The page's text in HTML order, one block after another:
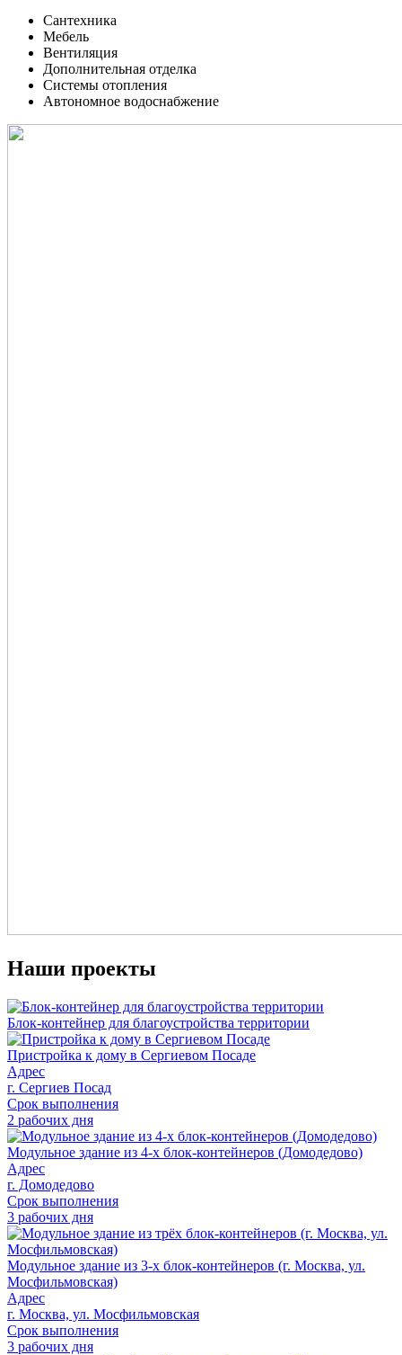
Сантехника
Мебель
Вентиляция
Дополнительная отделка
Системы отопления
Автономное водоснабжение
Наши проекты
Блок-контейнер для благоустройства территории
Пристройка к дому в Сергиевом Посаде
Адрес
г. Сергиев Посад
Срок выполнения
2 рабочих дня
Модульное здание из 4-х блок-контейнеров (Домодедово)
Адрес
г. Домодедово
Срок выполнения
3 рабочих дня
Модульное здание из 3-х блок-контейнеров (г. Москва, ул.
Мосфильмовская)
Адрес
г. Москва, ул. Мосфильмовская
Срок выполнения
3 рабочих дня